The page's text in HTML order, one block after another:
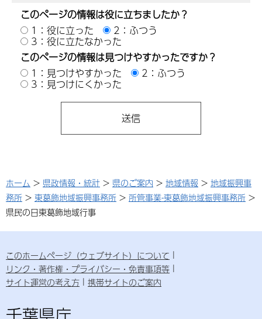
このページの情報は役に立ちましたか？
1：役に立った
2：ふつう
3：役に立たなかった
このページの情報は見つけやすかったですか？
1：見つけやすかった
2：ふつう
3：見つけにくかった
ホーム > 県政情報・統計 > 県のご案内 > 地域情報 > 地域振興事
務所 > 東葛飾地域振興事務所 > 所管事業-東葛飾地域振興事務所 >
県民の日東葛飾地域行事
このホームページ（ウェブサイト）について
リンク・著作権・プライバシー・免責事項等
サイト運営の考え方
携帯サイトのご案内